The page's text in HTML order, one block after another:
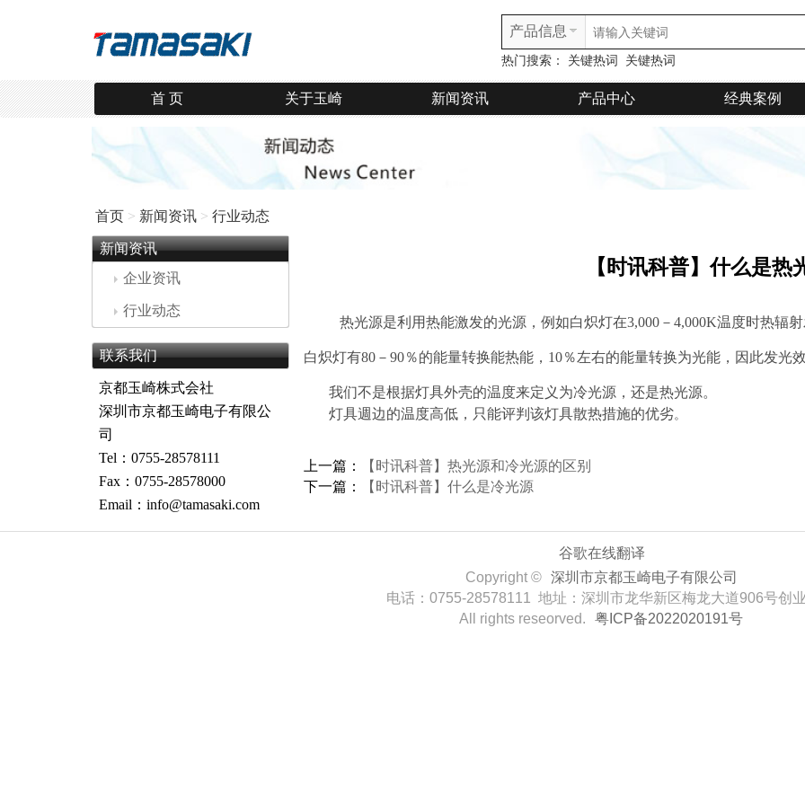
产品信息
热门搜索： 关键热词 关键热词
首 页 关于玉崎 新闻资讯 产品中心 经典案例
首页 > 新闻资讯 > 行业动态
新闻资讯
企业资讯
行业动态
联系我们
京都玉崎株式会社
深圳市京都玉崎电子有限公
司
Tel：0755-28578111
Fax：0755-28578000
Email：info@tamasaki.com
【时讯科普】什么是热
热光源是利用热能激发的光源，例如白炽灯在3,000－4,000K温度时热辐
白炽灯有80－90％的能量转换能热能，10％左右的能量转换为光能，因此发光
我们不是根据灯具外壳的温度来定义为冷光源，还是热光源。
灯具週边的温度高低，只能评判该灯具散热措施的优劣。
上一篇：
【时讯科普】热光源和冷光源的区别
下一篇：
【时讯科普】什么是冷光源
谷歌在线翻译
Copyright © 深圳市京都玉崎电子有限公司
电话：0755-28578111 地址：深圳市龙华新区梅龙大道906号创
All rights reseorved.
粤ICP备2022020191号